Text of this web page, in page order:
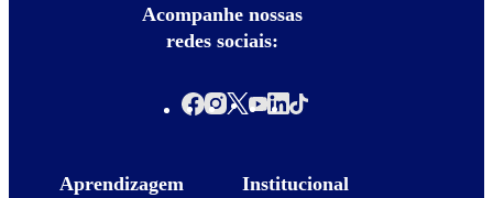
Acompanhe nossas
redes sociais:
Aprendizagem Institucional